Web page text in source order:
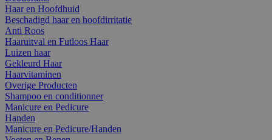
Haar en Hoofdhuid
Beschadigd haar en hoofdirritatie
Anti Roos
Haaruitval en Futloos Haar
Luizen haar
Gekleurd Haar
Haarvitaminen
Overige Producten
Shampoo en conditionner
Manicure en Pedicure
Handen
Manicure en Pedicure/Handen